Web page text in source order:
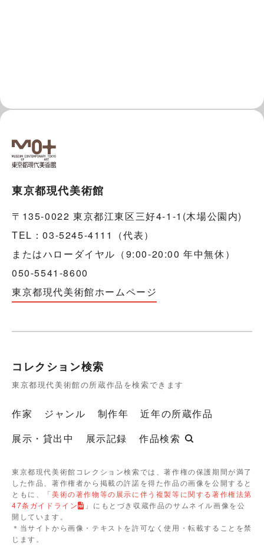
東京都現代美術館
〒135-0022 東京都江東区三好4-1-1(木場公園内)
TEL：03-5245-4111（代表）
またはハローダイヤル（9:00-20:00 年中無休）
050-5541-8600
東京都現代美術館ホームページ
コレクション検索
東京都現代美術館の所蔵作品を検索できます
作家 ジャンル 制作年
近年の所蔵作品
展示・貸出中
展示記録 作品検索
東京都現代美術館コレクション検索では、著作権の保護期間が満了
した作品、著作権者から掲載の許諾を得た作品の画像を公開すると
ともに、「美術の著作物等の展示に伴う複製等に関する著作権法第
47条ガイドライン
」にもとづき収蔵作品のサムネイル画像を公
開しています。
＊当サイトから画像・テキストを許可なく使用・転載することを禁
じます。